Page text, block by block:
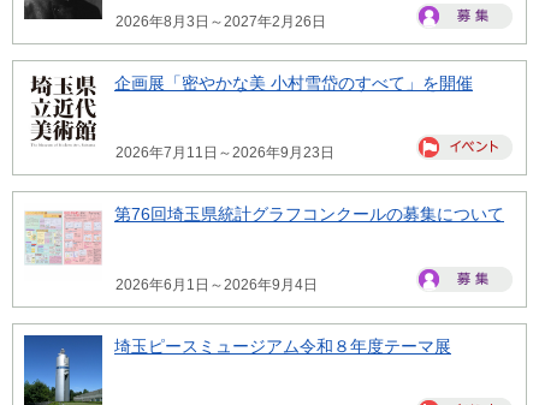
2026年8月3日～2027年2月26日
企画展「密やかな美 小村雪岱のすべて」を開催
2026年7月11日～2026年9月23日
第76回埼玉県統計グラフコンクールの募集について
2026年6月1日～2026年9月4日
埼玉ピースミュージアム令和８年度テーマ展